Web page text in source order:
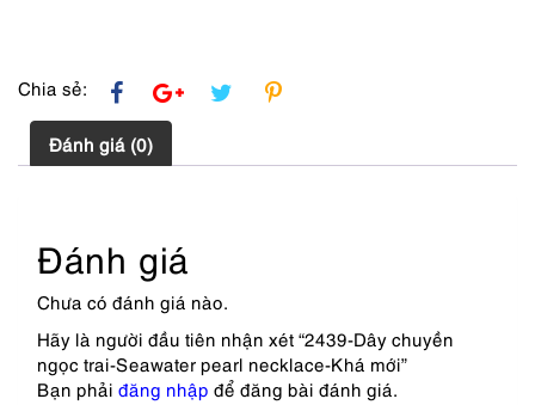
Chia sẻ:
Đánh giá (0)
Đánh giá
Chưa có đánh giá nào.
Hãy là người đầu tiên nhận xét “2439-Dây chuyền
ngọc trai-Seawater pearl necklace-Khá mới”
Bạn phải đăng nhập để đăng bài đánh giá.